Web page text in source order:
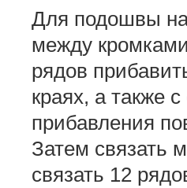
Для подошвы
между
рядов
краях, а также
прибавления
Затем связать
связать 12